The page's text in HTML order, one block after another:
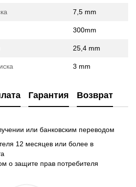
7,5 mm
300mm
25,4 mm
3 mm
Гарантия Возврат
или банковским переводом
12 месяцев или более в
о защите прав потребителя